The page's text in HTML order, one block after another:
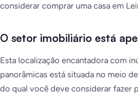
considerar comprar uma casa em
O setor imobiliário está
Esta localização encantadora com
panorâmicas está situada no meio
do qual você deve considerar fazer